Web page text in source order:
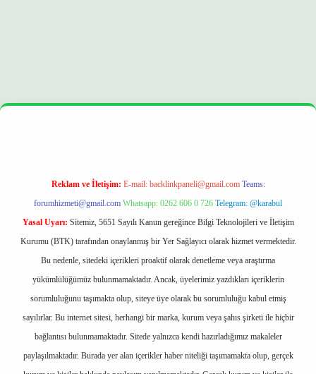
https://betexpergir.net/
Reklam ve İletişim: E-mail: backlinkpaneli@gmail.com Teams:
forumhizmeti@gmail.com Whatsapp: 0262 606 0 726 Telegram: @karabul
Yasal Uyarı: Sitemiz, 5651 Sayılı Kanun gereğince Bilgi Teknolojileri ve İletişim
Kurumu (BTK) tarafından onaylanmış bir Yer Sağlayıcı olarak hizmet vermektedir.
Bu nedenle, sitedeki içerikleri proaktif olarak denetleme veya araştırma
yükümlülüğümüz bulunmamaktadır. Ancak, üyelerimiz yazdıkları içeriklerin
sorumluluğunu taşımakta olup, siteye üye olarak bu sorumluluğu kabul etmiş
sayılırlar. Bu internet sitesi, herhangi bir marka, kurum veya şahıs şirketi ile hiçbir
bağlantısı bulunmamaktadır. Sitede yalnızca kendi hazırladığımız makaleler
paylaşılmaktadır. Burada yer alan içerikler haber niteliği taşımamakta olup, gerçek